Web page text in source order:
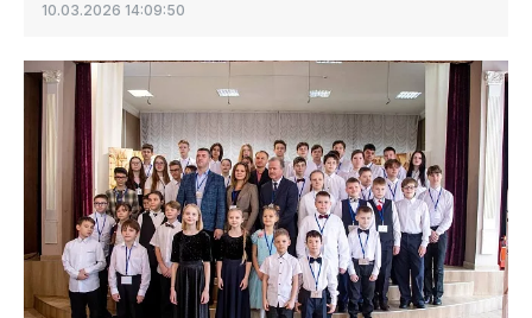
10.03.2026 14:09:50